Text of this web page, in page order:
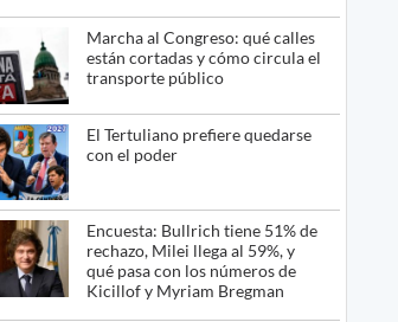
Marcha al Congreso: qué calles
están cortadas y cómo circula el
transporte público
El Tertuliano prefiere quedarse
con el poder
Encuesta: Bullrich tiene 51% de
rechazo, Milei llega al 59%, y
qué pasa con los números de
Kicillof y Myriam Bregman